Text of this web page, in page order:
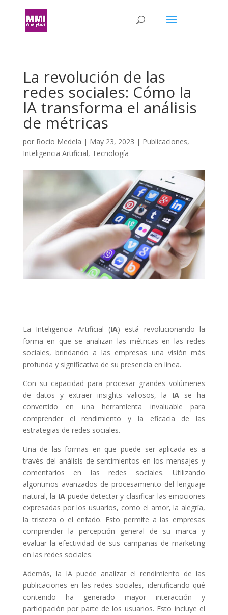
La revolución de las
redes sociales: Cómo la
IA transforma el análisis
de métricas
por Rocío Medela | May 23, 2023 | Publicaciones,
Inteligencia Artificial, Tecnología
La Inteligencia Artificial (IA) está revolucionando la
forma en que se analizan las métricas en las redes
sociales, brindando a las empresas una visión más
profunda y significativa de su presencia en línea.
Con su capacidad para procesar grandes volúmenes
de datos y extraer insights valiosos, la IA se ha
convertido en una herramienta invaluable para
comprender el rendimiento y la eficacia de las
estrategias de redes sociales.
Una de las formas en que puede ser aplicada es a
través del análisis de sentimientos en los mensajes y
comentarios en las redes sociales. Utilizando
algoritmos avanzados de procesamiento del lenguaje
natural, la IA puede detectar y clasificar las emociones
expresadas por los usuarios, como el amor, la alegría,
la tristeza o el enfado. Esto permite a las empresas
comprender la percepción general de su marca y
evaluar la efectividad de sus campañas de marketing
en las redes sociales.
Además, la IA puede analizar el rendimiento de las
publicaciones en las redes sociales, identificando qué
contenido ha generado mayor interacción y
participación por parte de los usuarios. Esto incluye el